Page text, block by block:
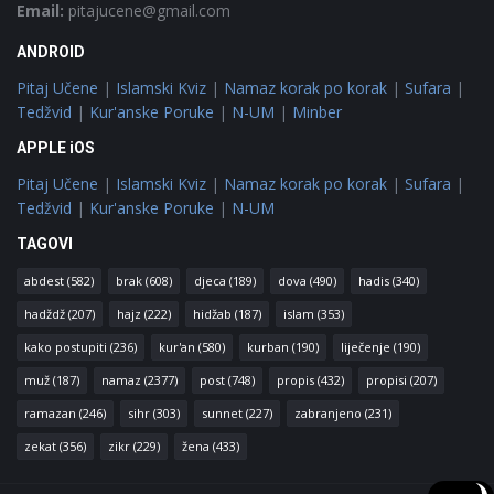
Email: pitajucene@gmail.com
ANDROID
Pitaj Učene | Islamski Kviz | Namaz korak po korak | Sufara |
Tedžvid | Kur'anske Poruke | N-UM | Minber
APPLE iOS
Pitaj Učene | Islamski Kviz | Namaz korak po korak | Sufara |
Tedžvid | Kur'anske Poruke | N-UM
TAGOVI
abdest (582) brak (608) djeca (189) dova (490) hadis (340)
hadždž (207) hajz (222) hidžab (187) islam (353)
kako postupiti (236) kur'an (580) kurban (190) liječenje (190)
muž (187) namaz (2377) post (748) propis (432) propisi (207)
ramazan (246) sihr (303) sunnet (227) zabranjeno (231)
zekat (356) zikr (229) žena (433)